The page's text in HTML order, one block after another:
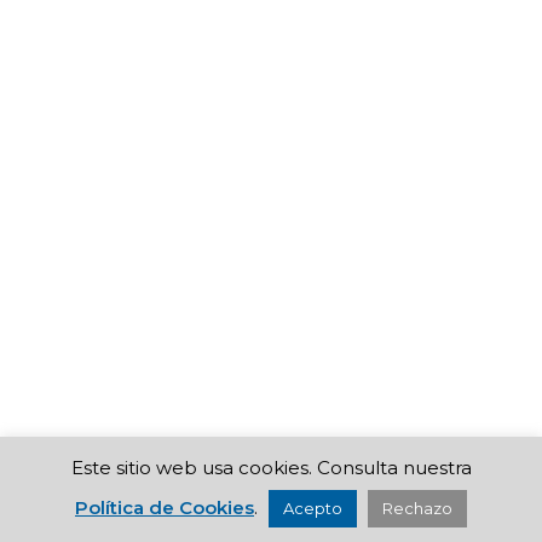
Este sitio web usa cookies. Consulta nuestra
Política de Cookies. Acepto Rechazo